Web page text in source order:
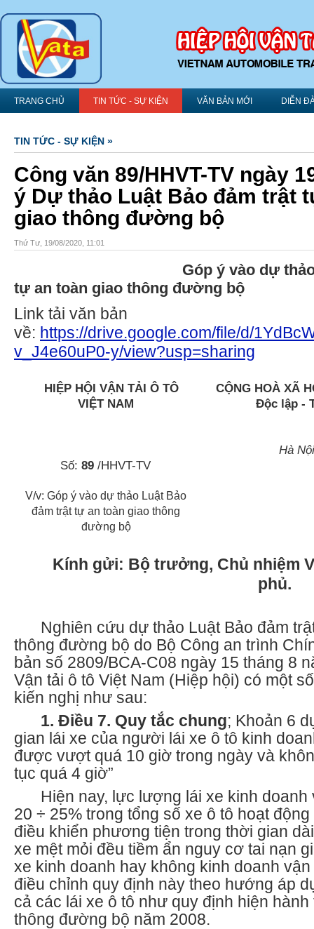
TRANG CHỦ TIN TỨC - SỰ KIỆN VĂN BẢN MỚI DIỄN
TIN TỨC - SỰ KIỆN »
Công văn 89/HHVT-TV ngày
ý Dự thảo Luật Bảo đảm trật
giao thông đường bộ
Thứ Tư, 19/08/2020, 11:01
Góp ý vào dự
tự an toàn giao thông đường bộ
Link tải văn bản
về: https://drive.google.com/file/d/
v_J4e60uP0-y/view?usp=sharing
HIỆP HỘI VẬN TẢI Ô TÔ
VIỆT NAM
Số: 89 /HHVT-TV
V/v: Góp ý vào dự thảo Luật Bảo
đảm trật tự an toàn giao thông
đường bộ
CỘNG HOÀ XÃ
Độc lập -
Hà
Kính gửi: Bộ trưởng, Chủ nhiệm
phủ.
Nghiên cứu dự thảo Luật Bảo đảm
thông đường bộ do Bộ Công an trình
bản số 2809/BCA-C08 ngày 15 tháng 8
Vận tải ô tô Việt Nam (Hiệp hội) có một
kiến nghị như sau:
1. Điều 7. Quy tắc chung; Khoản 6
gian lái xe của người lái xe ô tô kinh
được vượt quá 10 giờ trong ngày và
tục quá 4 giờ”
Hiện nay, lực lượng lái xe kinh doanh
20 ÷ 25% trong tổng số xe ô tô hoạt
điều khiển phương tiện trong thời gian
xe mệt mỏi đều tiềm ẩn nguy cơ tai nạn
xe kinh doanh hay không kinh doanh
điều chỉnh quy định này theo hướng áp
cả các lái xe ô tô như quy định hiện hành
thông đường bộ năm 2008.